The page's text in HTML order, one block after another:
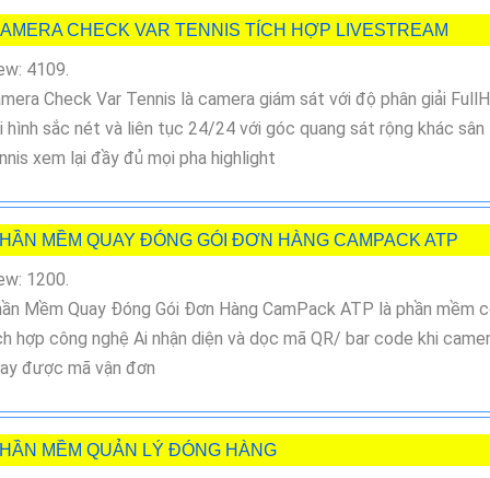
CHECK VAR TENNIS TÍCH HỢP LIVESTREAM
4109.
Check Var Tennis là camera giám sát với độ phân giải
hình sắc nét và liên tục 24/24 với góc quang sát rộng khác sân
xem lại đầy đủ mọi pha highlight
MỀM QUAY ĐÓNG GÓI ĐƠN HÀNG CAMPACK ATP
1200.
Mềm Quay Đóng Gói Đơn Hàng CamPack ATP là phần mềm
hợp công nghệ Ai nhận diện và dọc mã QR/ bar code khi
được mã vận đơn
MỀM QUẢN LÝ ĐÓNG HÀNG